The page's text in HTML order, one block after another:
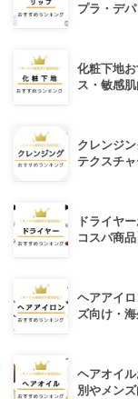
プラ・デ
化粧下地
ス・敏感
クレンジ
テクスチ
ドライヤ
コスパ商品
ヘアアイ
ズ向け・
ヘアオイ
別やメンズ